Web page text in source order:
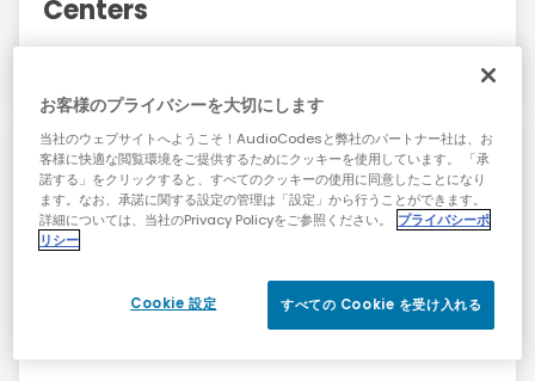
Centers
AudioCodes Mediant Enterprise
Session Border Controllers (SBC)
Family
Brochures
お客様のプライバシーを大切にします
当社のウェブサイトへようこそ！AudioCodesと弊社のパートナー社は、お
客様に快適な閲覧環境をご提供するためにクッキーを使用しています。 「承
諾する」をクリックすると、すべてのクッキーの使用に同意したことになり
ます。なお、承諾に関する設定の管理は「設定」から行うことができます。
詳細については、当社のPrivacy Policyをご参照ください。
プライバシーポ
リシー
Cookie 設定 すべての Cookie を受け入れる